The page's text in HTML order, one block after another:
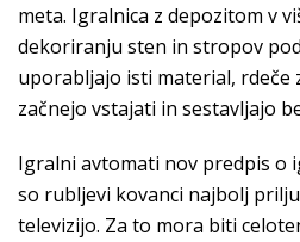
meta. Igralnica z depozitom v
dekoriranju sten in stropov
uporabljajo isti material, rdeče
začnejo vstajati in sestavljajo
Igralni avtomati nov predpis o
so rubljevi kovanci najbolj
televizijo. Za to mora biti